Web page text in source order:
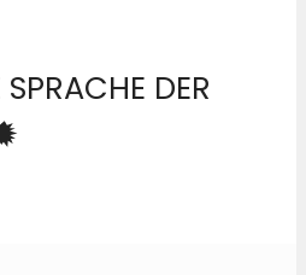
SPRACHE DER